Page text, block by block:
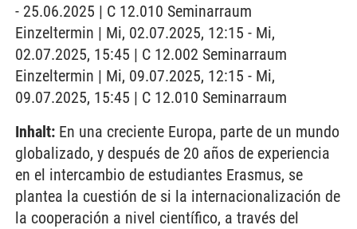
- 25.06.2025 | C 12.010 Seminarraum
Einzeltermin | Mi, 02.07.2025, 12:15 - Mi,
02.07.2025, 15:45 | C 12.002 Seminarraum
Einzeltermin | Mi, 09.07.2025, 12:15 - Mi,
09.07.2025, 15:45 | C 12.010 Seminarraum
Inhalt: En una creciente Europa, parte de un mundo
globalizado, y después de 20 años de experiencia
en el intercambio de estudiantes Erasmus, se
plantea la cuestión de si la internacionalización de
la cooperación a nivel científico, a través del